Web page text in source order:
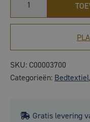
SKU: C00003700
Categorieën: Bedtextiel,
Gratis levering